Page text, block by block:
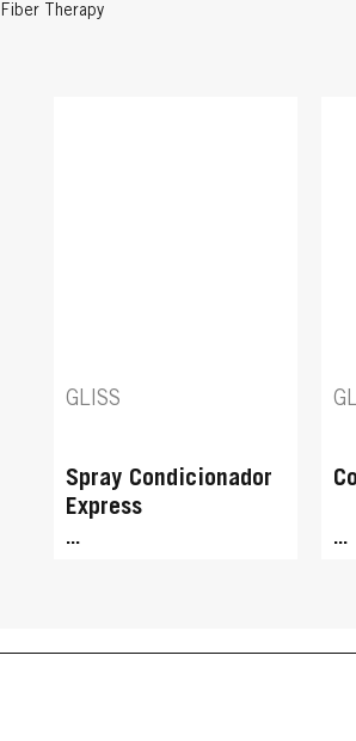
Therapy
GLISS
Spray Condicionador
Express
... ...